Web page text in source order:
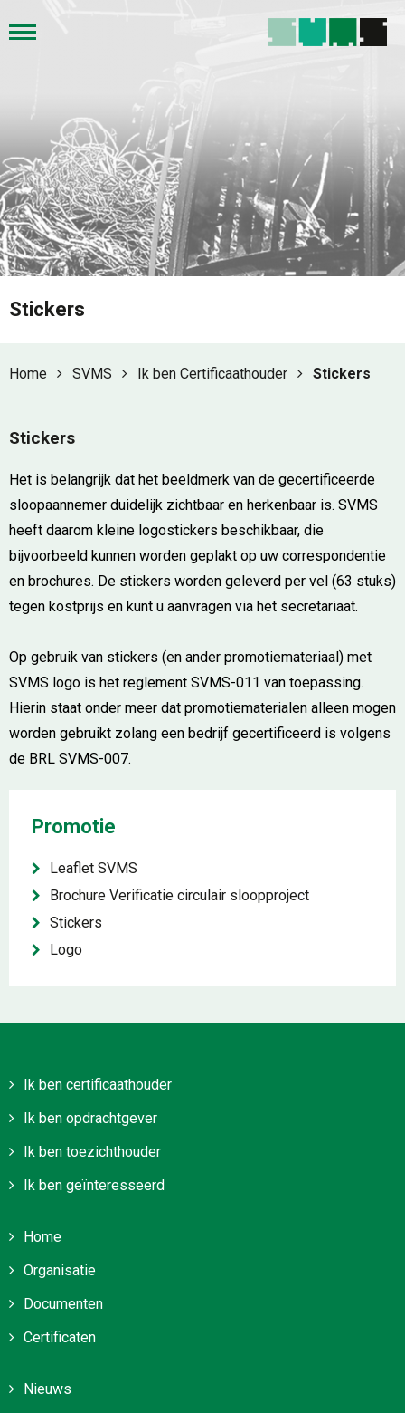
Stickers
Home SVMS Ik ben Certificaathouder Stickers
Stickers
Het is belangrijk dat het beeldmerk van de gecertificeerde
sloopaannemer duidelijk zichtbaar en herkenbaar is. SVMS
heeft daarom kleine logostickers beschikbaar, die
bijvoorbeeld kunnen worden geplakt op uw correspondentie
en brochures. De stickers worden geleverd per vel (63 stuks)
tegen kostprijs en kunt u aanvragen via het secretariaat.
Op gebruik van stickers (en ander promotiemateriaal) met
SVMS logo is het reglement SVMS-011 van toepassing.
Hierin staat onder meer dat promotiematerialen alleen mogen
worden gebruikt zolang een bedrijf gecertificeerd is volgens
de BRL SVMS-007.
Promotie
Leaflet SVMS
Brochure Verificatie circulair sloopproject
Stickers
Logo
Ik ben certificaathouder
Ik ben opdrachtgever
Ik ben toezichthouder
Ik ben geïnteresseerd
Home
Organisatie
Documenten
Certificaten
Nieuws